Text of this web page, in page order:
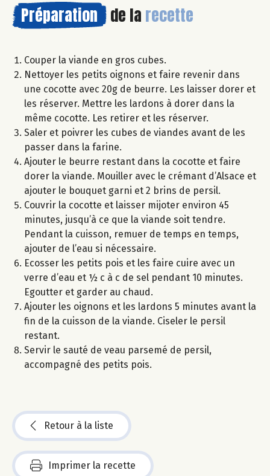
Préparation de la recette
Couper la viande en gros cubes.
Nettoyer les petits oignons et faire revenir dans
une cocotte avec 20g de beurre. Les laisser dorer et
les réserver. Mettre les lardons à dorer dans la
même cocotte. Les retirer et les réserver.
Saler et poivrer les cubes de viandes avant de les
passer dans la farine.
Ajouter le beurre restant dans la cocotte et faire
dorer la viande. Mouiller avec le crémant d’Alsace et
ajouter le bouquet garni et 2 brins de persil.
Couvrir la cocotte et laisser mijoter environ 45
minutes, jusqu’à ce que la viande soit tendre.
Pendant la cuisson, remuer de temps en temps,
ajouter de l’eau si nécessaire.
Ecosser les petits pois et les faire cuire avec un
verre d’eau et ½ c à c de sel pendant 10 minutes.
Egoutter et garder au chaud.
Ajouter les oignons et les lardons 5 minutes avant la
fin de la cuisson de la viande. Ciseler le persil
restant.
Servir le sauté de veau parsemé de persil,
accompagné des petits pois.
Retour à la liste
Imprimer la recette